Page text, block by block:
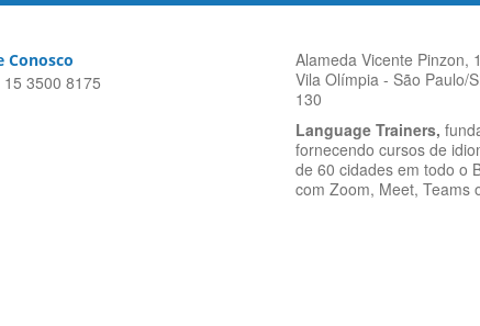
Conosco
15 3500 8175
Alameda Vicente Pinzon,
Vila Olímpia - São Paulo/
130
Language Trainers,
fornecendo cursos de
de 60 cidades em todo o
com Zoom, Meet, Teams